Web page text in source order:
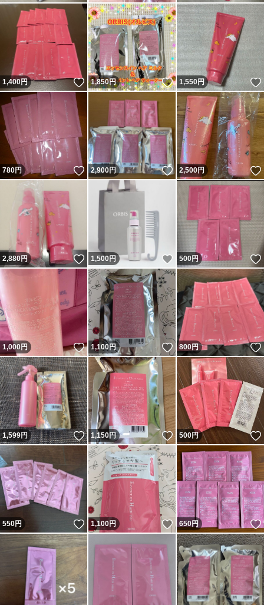
1,400円 いいね！
1,850円 いいね！
1,550円
780円 いいね！
2,900円 いいね！
2,500円
2,880円 いいね！
1,500円 いいね！
500円
1,000円 いいね！
1,100円 いいね！
800円
1,599円 いいね！
1,150円 いいね！
500円
550円 いいね！
1,100円 いいね！
650円